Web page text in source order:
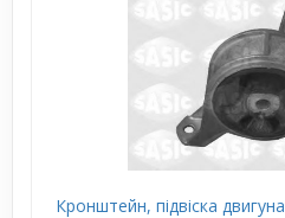
Кронштейн, підвіска двигуна